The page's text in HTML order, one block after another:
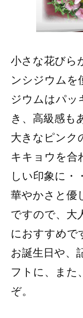
小さな花びら
ンシジウムを
ジウムはパッ
き、高級感も
大きなピンク
キキョウを合
しい印象に・・
華やかさと優
ですので、大
におすすめで
お誕生日や、
フトに、また
ぞ。